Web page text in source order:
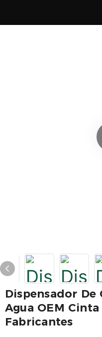
Dispensador
Agua OEM
Fabricantes